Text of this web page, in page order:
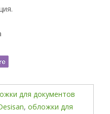
для документов
, обложки для